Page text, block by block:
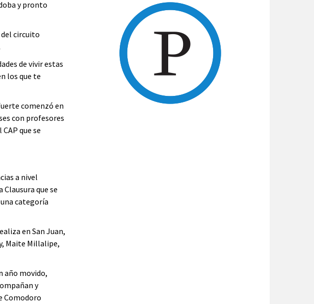
y pronto
circuito
de vivir estas
los que te
comenzó en
con profesores
que se
a nivel
que se
categoría
en San Juan,
Maite Millalipe,
año movido,
y
Comodoro